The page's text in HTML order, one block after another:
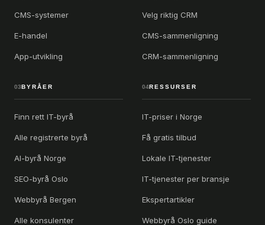
CMS-systemer
E-handel
App-utvikling
Velg riktig CRM
CMS-sammenligning
CRM-sammenligning
03 BYRÅER
Finn rett IT-byrå
Alle registrerte byrå
AI-byrå Norge
SEO-byrå Oslo
Webbyrå Bergen
Alle konsulenter
04RESSURSER
IT-priser i Norge
Få gratis tilbud
Lokale IT-tjenester
IT-tjenester per bransje
Ekspertartikler
Webbyrå Oslo guide